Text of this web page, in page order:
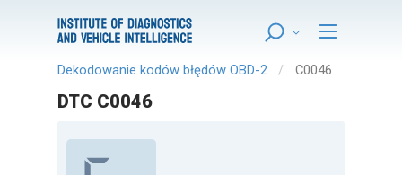
Dekodowanie kodów błędów OBD-2 C0046
DTC C0046